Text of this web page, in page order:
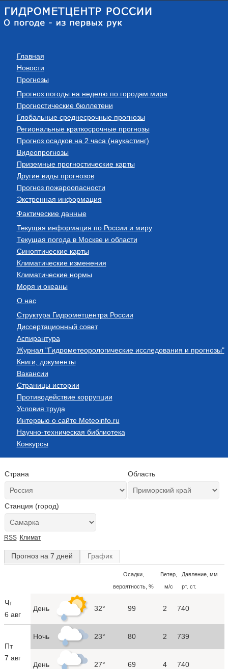
Главная
Новости
Прогнозы
Прогноз погоды на неделю по городам мира
Прогностические бюллетени
Глобальные среднесрочные прогнозы
Региональные краткосрочные прогнозы
Прогноз осадков на 2 часа (наукастинг)
Видеопрогнозы
Приземные прогностические карты
Другие виды прогнозов
Прогноз пожароопасности
Экстренная информация
Фактические данные
Текущая информация по России и миру
Текущая погода в Москве и области
Синоптические карты
Климатические изменения
Климатические нормы
Моря и океаны
О нас
Структура Гидрометцентра России
Диссертационный совет
Аспирантура
Журнал "Гидрометеорологические исследования и прогнозы"
Книги, документы
Вакансии
Страницы истории
Противодействие коррупции
Условия труда
Интервью о сайте Meteoinfo.ru
Научно-техническая библиотека
Конкурсы
Страна Область
Станция (город)
RSS Климат
Прогноз на 7 дней График
Осадки,
вероятность, %
Ветер,
м/с
Давление, мм
рт. ст.
Чт
6 авг
День 32° 99 2 740
Пт
7 авг
Ночь 23° 80 2 739
День 27° 69 4 740